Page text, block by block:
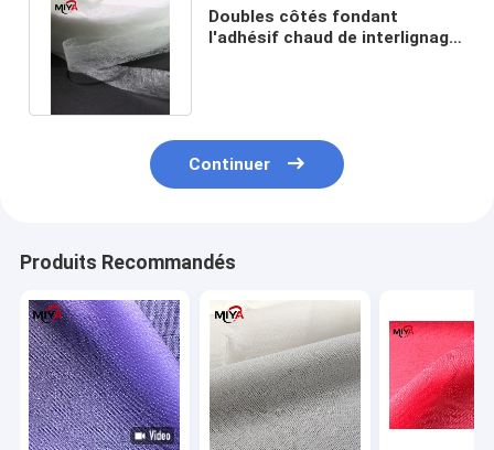
Doubles côtés fondant
l'adhésif chaud de interlignage
Continuer
Produits Recommandés